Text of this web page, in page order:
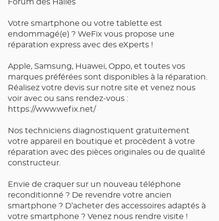
Forum des Halles
Votre smartphone ou votre tablette est
endommagé(e) ? WeFix vous propose une
réparation express avec des eXperts !
Apple, Samsung, Huawei, Oppo, et toutes vos
marques préférées sont disponibles à la réparation.
Réalisez votre devis sur notre site et venez nous
voir avec ou sans rendez-vous :
https://www.wefix.net/
Nos techniciens diagnostiquent gratuitement
votre appareil en boutique et procèdent à votre
réparation avec des pièces originales ou de qualité
constructeur.
Envie de craquer sur un nouveau téléphone
reconditionné ? De revendre votre ancien
smartphone ? D’acheter des accessoires adaptés à
votre smartphone ? Venez nous rendre visite !